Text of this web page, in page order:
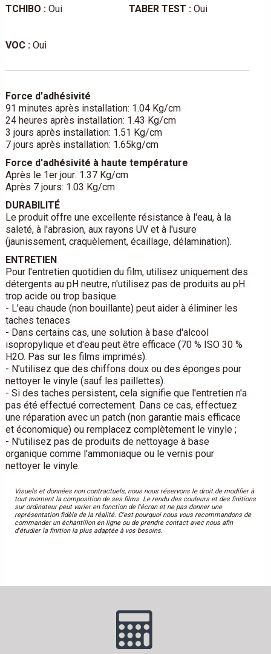
TCHIBO :Oui TABER TEST : Oui
VOC :Oui
Force d'adhésivité
91 minutes après installation: 1.04 Kg/cm
24 heures après installation: 1.43 Kg/cm
3 jours après installation: 1.51 Kg/cm
7 jours après installation: 1.65kg/cm
Force d'adhésivité à haute température
Après le 1er jour: 1.37 Kg/cm
Après 7 jours: 1.03 Kg/cm
DURABILITÉ
Le produit offre une excellente résistance à l'eau, à la
saleté, à l'abrasion, aux rayons UV et à l'usure
(jaunissement, craquèlement, écaillage, délamination).
ENTRETIEN
Pour l'entretien quotidien du film, utilisez uniquement des
détergents au pH neutre, n'utilisez pas de produits au pH
trop acide ou trop basique.
- L'eau chaude (non bouillante) peut aider à éliminer les
taches tenaces
- Dans certains cas, une solution à base d'alcool
isopropylique et d'eau peut être efficace (70 % ISO 30 %
H2O. Pas sur les films imprimés).
- N'utilisez que des chiffons doux ou des éponges pour
nettoyer le vinyle (sauf les paillettes).
- Si des taches persistent, cela signifie que l'entretien n'a
pas été effectué correctement. Dans ce cas, effectuez
une réparation avec un patch (non garantie mais efficace
et économique) ou remplacez complètement le vinyle ;
- N'utilisez pas de produits de nettoyage à base
organique comme l'ammoniaque ou le vernis pour
nettoyer le vinyle.
Visuels et données non contractuels, nous nous réservons le droit de modifier à
tout moment la composition de ses films. Le rendu des couleurs et des finitions
sur ordinateur peut varier en fonction de l'écran et ne pas donner une
représentation fidèle de la réalité. C'est pourquoi nous vous recommandons de
commander un échantillon en ligne ou de prendre contact avec nous afin
d'étudier la finition la plus adaptée à vos besoins.